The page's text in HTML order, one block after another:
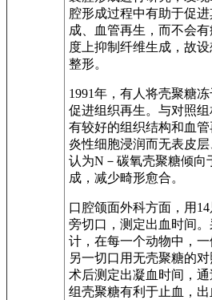
腔形成过程中有助于促
成、血管再生，而不会
度上抑制纤维生成，故
整形。
1991年，有人将壳聚糖
促进组织再生。与对照
有较好的组织结构和血
炎性细胞浸润而无表皮层
认为N－碳氧壳聚糖倾向
成，减少畸形愈合。
口腔颌面外科方面，用
旁切口，测定出血时间
计，在每一个动物中，一
另一切口用无壳聚糖的对
术后测定出凝血时间，
组壳聚糖有利于止血，